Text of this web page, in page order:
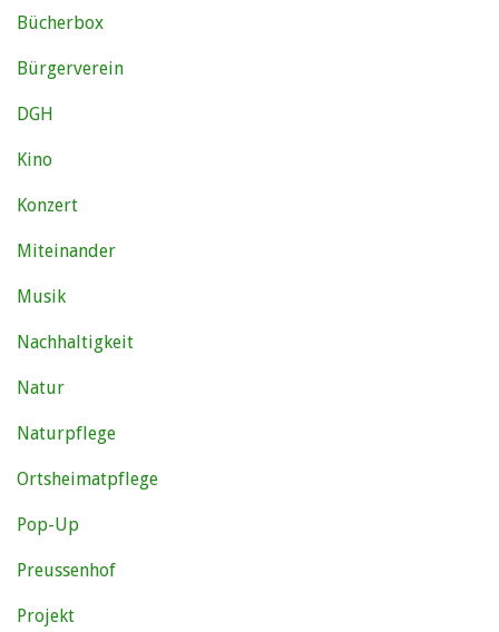
Bücherbox
Bürgerverein
DGH
Kino
Konzert
Miteinander
Musik
Nachhaltigkeit
Natur
Naturpflege
Ortsheimatpflege
Pop-Up
Preussenhof
Projekt